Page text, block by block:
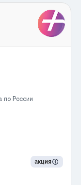
по России
акция